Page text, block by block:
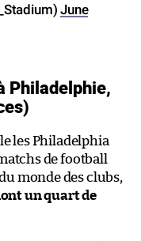
June
Philadelphie,
les Philadelphia
de football
monde des clubs,
un quart de